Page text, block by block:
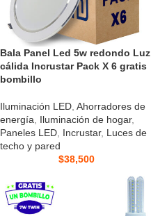
Bala Panel Led 5w redondo Luz
cálida Incrustar Pack X 6 gratis
bombillo
Iluminación LED, Ahorradores de
energía, Iluminación de hogar,
Paneles LED, Incrustar, Luces de
techo y pared
$38,500